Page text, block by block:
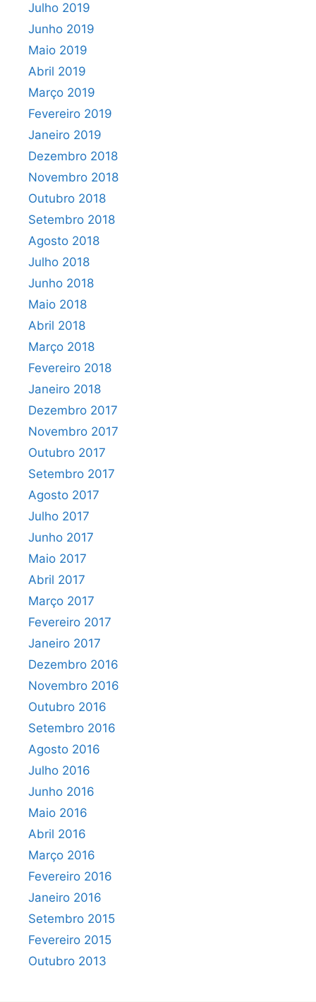
Julho 2019
Junho 2019
Maio 2019
Abril 2019
Março 2019
Fevereiro 2019
Janeiro 2019
Dezembro 2018
Novembro 2018
Outubro 2018
Setembro 2018
Agosto 2018
Julho 2018
Junho 2018
Maio 2018
Abril 2018
Março 2018
Fevereiro 2018
Janeiro 2018
Dezembro 2017
Novembro 2017
Outubro 2017
Setembro 2017
Agosto 2017
Julho 2017
Junho 2017
Maio 2017
Abril 2017
Março 2017
Fevereiro 2017
Janeiro 2017
Dezembro 2016
Novembro 2016
Outubro 2016
Setembro 2016
Agosto 2016
Julho 2016
Junho 2016
Maio 2016
Abril 2016
Março 2016
Fevereiro 2016
Janeiro 2016
Setembro 2015
Fevereiro 2015
Outubro 2013